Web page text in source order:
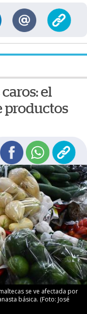
el
productos
se ve afectada por
básica. (Foto: José